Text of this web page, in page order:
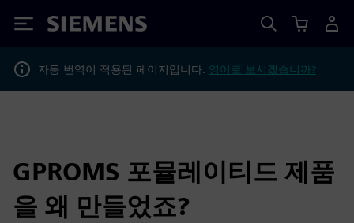
Siemens
자동 번역이 적용된 페이지입니다. 영어로 보시겠습니까?
GPROMS 포뮬레이티드 제품
을 왜 만들었죠?